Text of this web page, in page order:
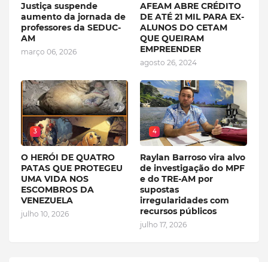
Justiça suspende
aumento da jornada de
professores da SEDUC-
AM
março 06, 2026
AFEAM ABRE CRÉDITO
DE ATÉ 21 MIL PARA EX-
ALUNOS DO CETAM
QUE QUEIRAM
EMPREENDER
agosto 26, 2024
3
O HERÓI DE QUATRO
PATAS QUE PROTEGEU
UMA VIDA NOS
ESCOMBROS DA
VENEZUELA
julho 10, 2026
4
Raylan Barroso vira alvo
de investigação do MPF
e do TRE-AM por
supostas
irregularidades com
recursos públicos
julho 17, 2026